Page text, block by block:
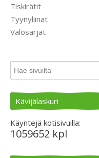
Tiskirätit
Tyynyliinat
Valosarjat
Kävijälaskuri
Käyntejä kotisivuilla:
1059652 kpl